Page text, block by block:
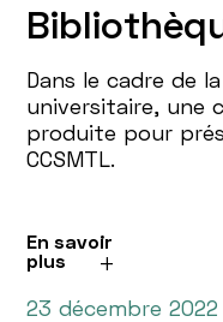
Dans le cadre de
universitaire, une
produite pour
CCSMTL.
En savoir
plus
23 décembre 2022